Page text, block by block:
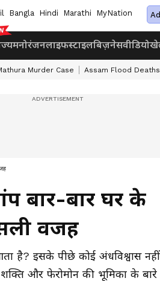
Bangla Hindi Marathi MyNation
मनोरंजनलाइफस्टाइलबिज़नेसवीडियो
Murder Case Assam Flood Deaths
बार-बार घर के
वजह
है? इसके पीछे कोई अंधविश्वास
शक्ति और फेरोमोन की भूमिका के बारे